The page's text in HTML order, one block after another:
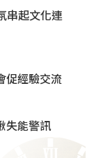
串起文化連
促經驗交流
失能警訊